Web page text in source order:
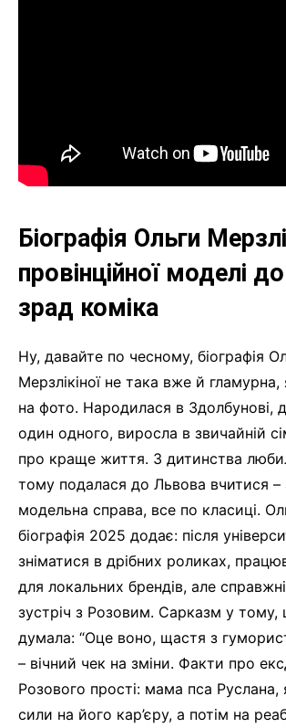
Біографія Ольги
провінційної моделі
зрад коміка
Ну, давайте по чесному, біографія
Мерзлікіної не така вже й гламурна,
на фото. Народилася в Здолбунові,
один одного, виросла в звичайній
про краще життя. З дитинства
тому подалася до Львова вчитися –
модельна справа, все по класиці.
біографія 2025 додає: після
зніматися в дрібних роликах,
для локальних брендів, але
зустріч з Розовим. Сарказм у тому,
думала: “Оце воно, щастя з
– вічний чек на зміни. Факти про
Розового прості: мама пса Руслана,
сили на його кар’єру, а потім на